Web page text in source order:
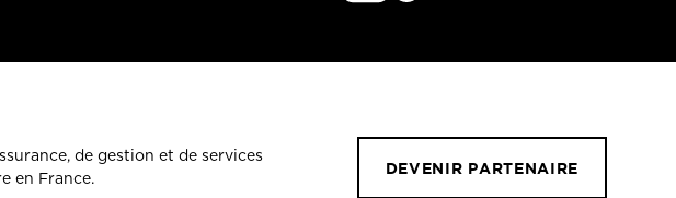
de gestion et de services
en France.
DEVENIR PARTENAIRE